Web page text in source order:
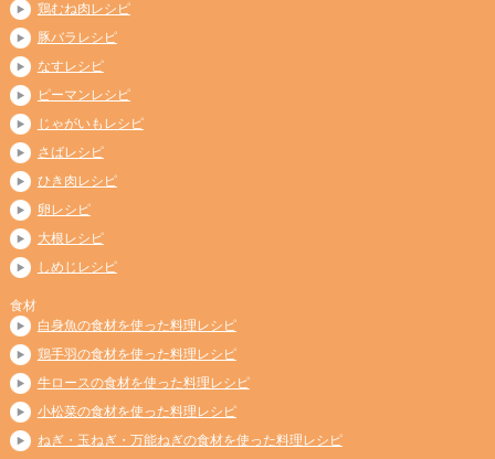
鶏むね肉レシピ
豚バラレシピ
なすレシピ
ピーマンレシピ
じゃがいもレシピ
さばレシピ
ひき肉レシピ
卵レシピ
大根レシピ
しめじレシピ
食材
白身魚の食材を使った料理レシピ
鶏手羽の食材を使った料理レシピ
牛ロースの食材を使った料理レシピ
小松菜の食材を使った料理レシピ
ねぎ・玉ねぎ・万能ねぎの食材を使った料理レシピ